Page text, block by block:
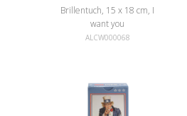
Brillentuch, 15 x 18 cm, I
want you
ALCW000068